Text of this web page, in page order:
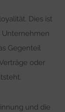
Dies ist
Unternehmen
Gegenteil
oder
und die